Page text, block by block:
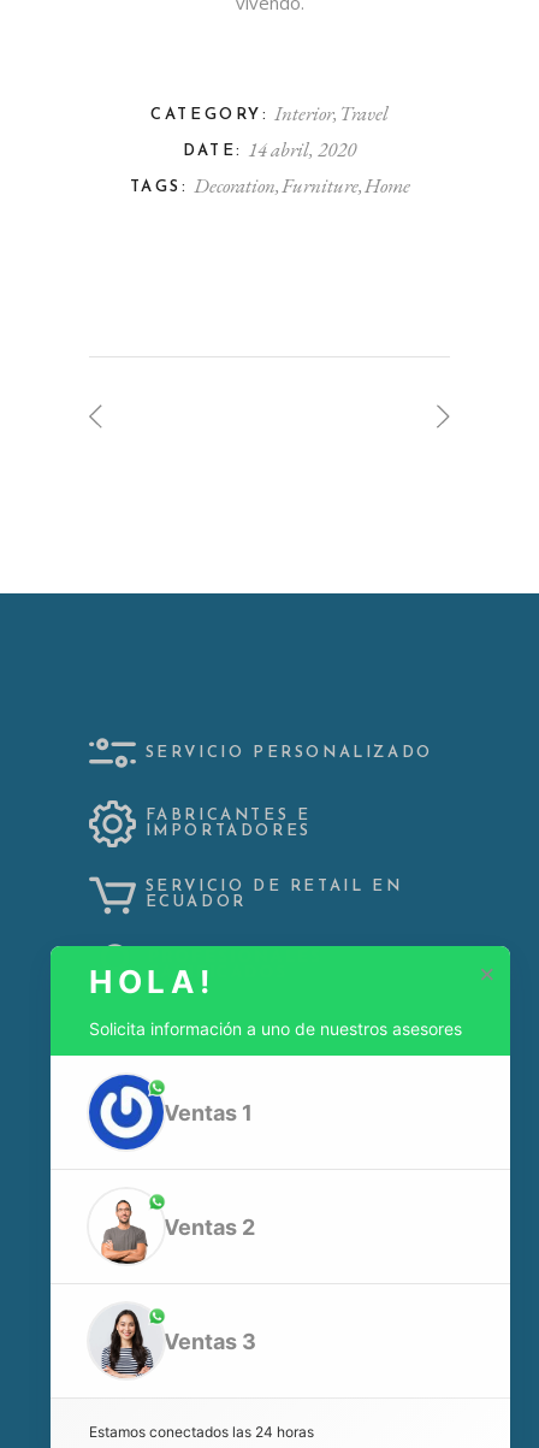
CATEGORY: Interior Travel
DATE: 14 abril, 2020
TAGS: DecorationFurnitureHome
SERVICIO PERSONALIZADO
FABRICANTES E
IMPORTADORES
SERVICIO DE RETAIL EN
ECUADOR
CALIFICADOS
Celular:+593995882309
Oficina:
023465311
×
HOLA!
Solicita información a uno de nuestros asesores
Ventas 1
Ventas 2
Ventas 3
Estamos conectados las 24 horas